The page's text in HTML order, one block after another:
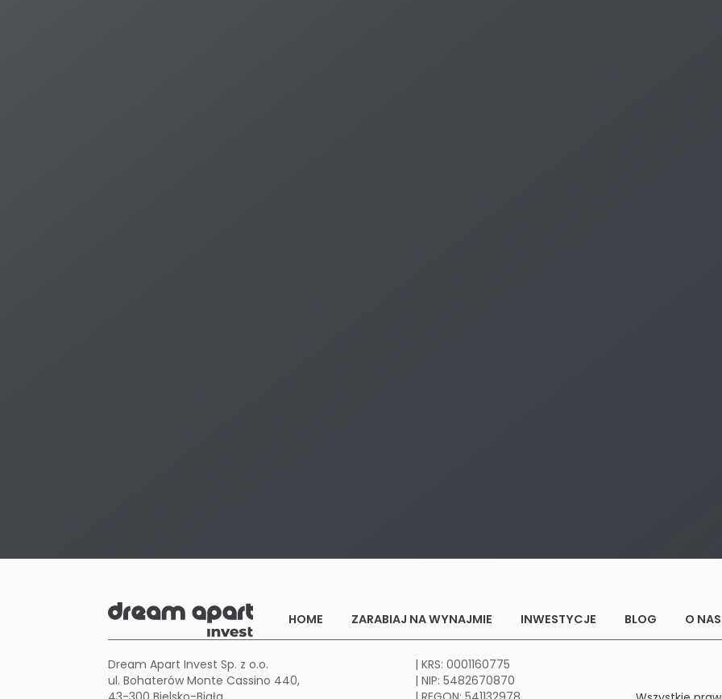
HOME ZARABIAJ NA WYNAJMIE INWESTYCJE BLOG O NAS
Dream Apart Invest Sp. z o.o.
ul. Bohaterów Monte Cassino 440,
| KRS: 0001160775
| NIP: 5482670870